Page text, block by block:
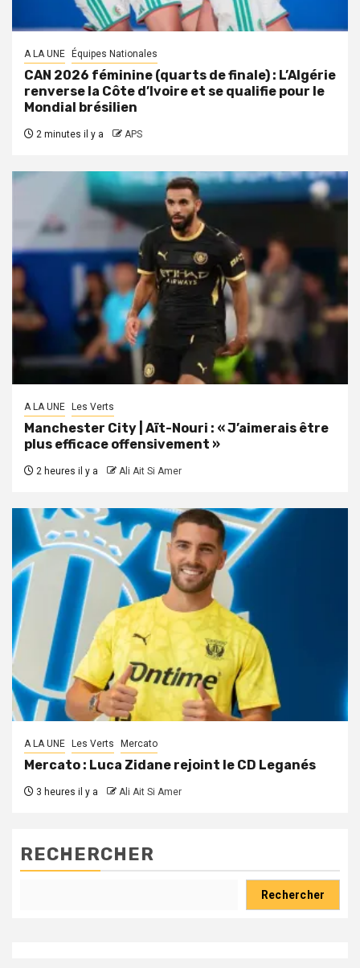
A LA UNE Équipes Nationales
CAN 2026 féminine (quarts de finale) : L’Algérie
renverse la Côte d’Ivoire et se qualifie pour le
Mondial brésilien
2 minutes il y a APS
A LA UNE Les Verts
Manchester City | Aït-Nouri : « J’aimerais être
plus efficace offensivement »
2 heures il y a Ali Ait Si Amer
A LA UNE Les Verts Mercato
Mercato : Luca Zidane rejoint le CD Leganés
3 heures il y a Ali Ait Si Amer
RECHERCHER
Rechercher